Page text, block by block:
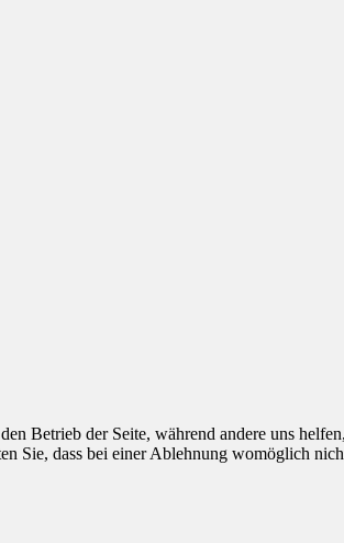
Betrieb der Seite, während andere uns
Sie, dass bei einer Ablehnung womöglich